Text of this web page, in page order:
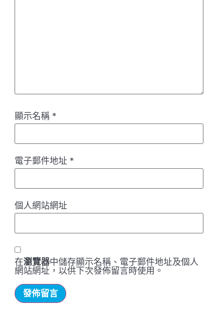
顯示名稱 *
電子郵件地址 *
個人網站網址
在瀏覽器中儲存顯示名稱、電子郵件地址及個人
網站網址，以供下次發佈留言時使用。